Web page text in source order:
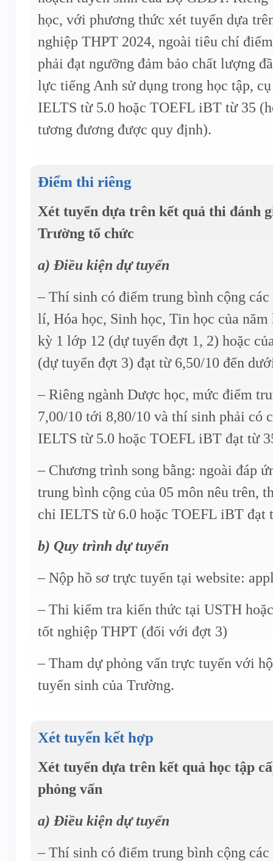
học, với phương thức xét tuyển dựa
nghiệp THPT 2024, ngoài tiêu chí
phải đạt ngưỡng đảm bảo chất lượng
lực tiếng Anh sử dụng trong học tập,
IELTS từ 5.0 hoặc TOEFL iBT từ 35
tương đương được quy định).
Điểm thi riêng
Xét tuyển dựa trên kết quả thi đánh
Trường tổ chức
a) Điều kiện dự tuyển
– Thí sinh có điểm trung bình cộng
lí, Hóa học, Sinh học, Tin học của
kỳ 1 lớp 12 (dự tuyển đợt 1, 2) hoặc
(dự tuyển đợt 3) đạt từ 6,50/10 đến
– Riêng ngành Dược học, mức điểm
7,00/10 tới 8,80/10 và thí sinh phải có
IELTS từ 5.0 hoặc TOEFL iBT đạt từ
– Chương trình song bằng: ngoài đáp
trung bình cộng của 05 môn nêu trên,
chỉ IELTS từ 6.0 hoặc TOEFL iBT đạt
b) Quy trình dự tuyển
– Nộp hồ sơ trực tuyến tại website:
– Thi kiểm tra kiến thức tại USTH
tốt nghiệp THPT (đối với đợt 3)
– Tham dự phỏng vấn trực tuyến với
tuyển sinh của Trường.
Xét tuyển kết hợp
Xét tuyển dựa trên kết quả học tập
phỏng vấn
a) Điều kiện dự tuyển
– Thí sinh có điểm trung bình cộng